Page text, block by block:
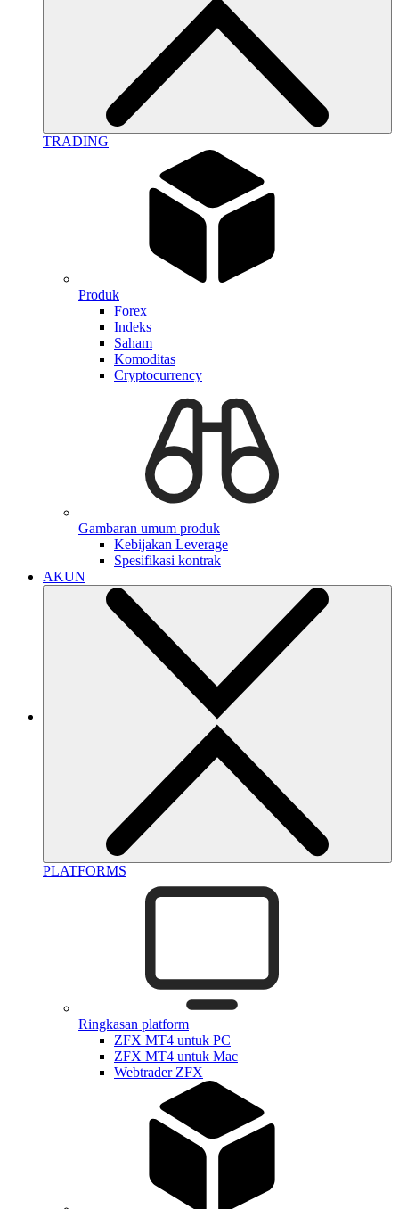
TRADING
Produk
Forex
Indeks
Saham
Komoditas
Cryptocurrency
Gambaran umum produk
Kebijakan Leverage
Spesifikasi kontrak
AKUN
PLATFORMS
Ringkasan platform
ZFX MT4 untuk PC
ZFX MT4 untuk Mac
Webtrader ZFX